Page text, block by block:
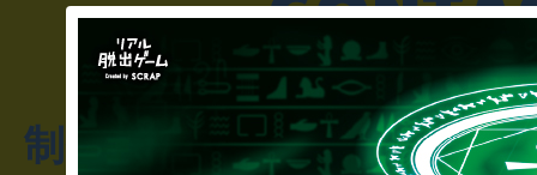
制作のご相談・コラボレ